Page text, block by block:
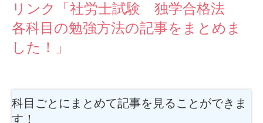
リンク「社労士試験 独学合格法
各科目の勉強方法の記事をまとめま
した！」
科目ごとにまとめて記事を見ることができま
す！